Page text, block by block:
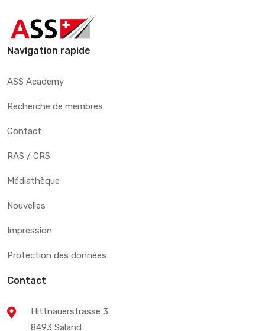
Navigation rapide
ASS Academy
Recherche de membres
Contact
RAS / CRS
Médiathèque
Nouvelles
Impression
Protection des données
Contact
Hittnauerstrasse 3
8493 Saland